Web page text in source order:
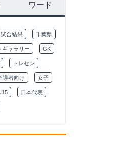
ワード
試合結果 千葉県
ギャラリー GK
トレセン
導者向け 女子
日本代表